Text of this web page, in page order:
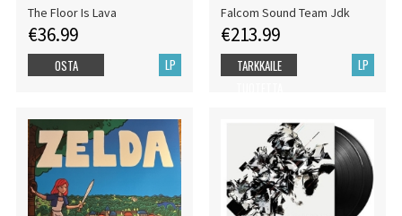
The Floor Is Lava
€36.99
LP
OSTA
Falcom Sound Team Jdk
€213.99
LP
TARKKAILE